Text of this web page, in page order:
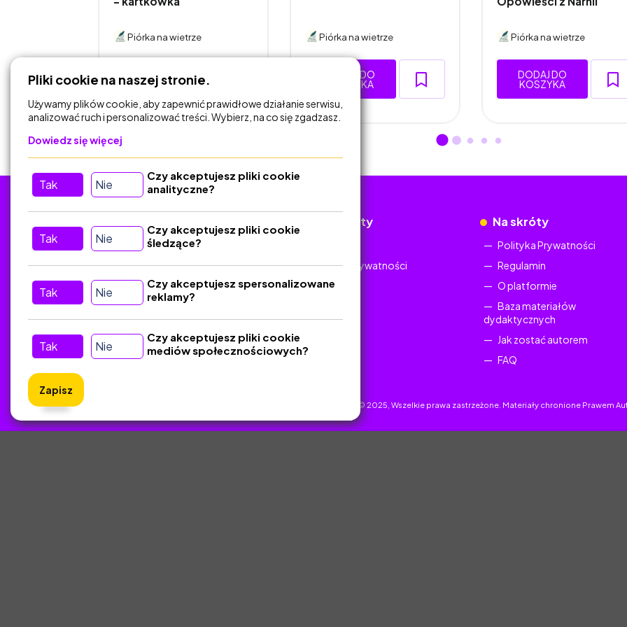
Piórka na wietrze
DODAJ DO
KOSZYKA
Piórka na wietrze
DODAJ DO
KOSZYKA
Piórka na wietrze
DODAJ DO
KOSZYKA
Kontakt
Dokumenty
Polityka Prywatności
Na skróty
Polityka Prywatności
Regulamin
O platformie
Baza materiałów
dydaktycznych
Jak zostać autorem
FAQ
ZlotyNauczyciel.pl © 2025, Wszelkie prawa zastrzeżone. Materiały chronione Prawem
Pliki cookie na naszej stronie.
Używamy plików cookie, aby zapewnić prawidłowe działanie serwisu,
analizować ruch i personalizować treści. Wybierz, na co się zgadzasz.
Dowiedz się więcej
Tak Nie
Czy akceptujesz pliki cookie
analityczne?
Tak Nie
Czy akceptujesz pliki cookie
śledzące?
Tak Nie
Czy akceptujesz spersonalizowane
reklamy?
Tak Nie
Czy akceptujesz pliki cookie
mediów społecznościowych?
Zapisz